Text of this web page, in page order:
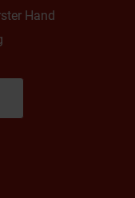
Hand